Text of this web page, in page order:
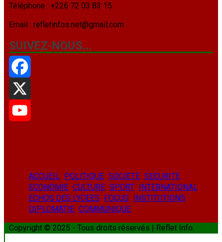
Téléphone : +226 72 03 83 15
Email : refletinfos.net@gmail.com
SUIVEZ-NOUS…
Facebook
X
ACCUEIL POLITIQUE SOCIETE SECURITE
ECONOMIE CULTURE SPORT INTERNATIONAL
ECHOS DES LYCEES FOCUS INSTITUTIONS
DIPLOMATIE COMMUNIQUE
Copyright © 2025 - Tous droits réservés | Reflet Info.